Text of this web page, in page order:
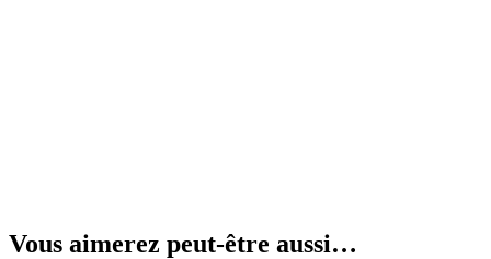
Vous aimerez peut-être aussi…